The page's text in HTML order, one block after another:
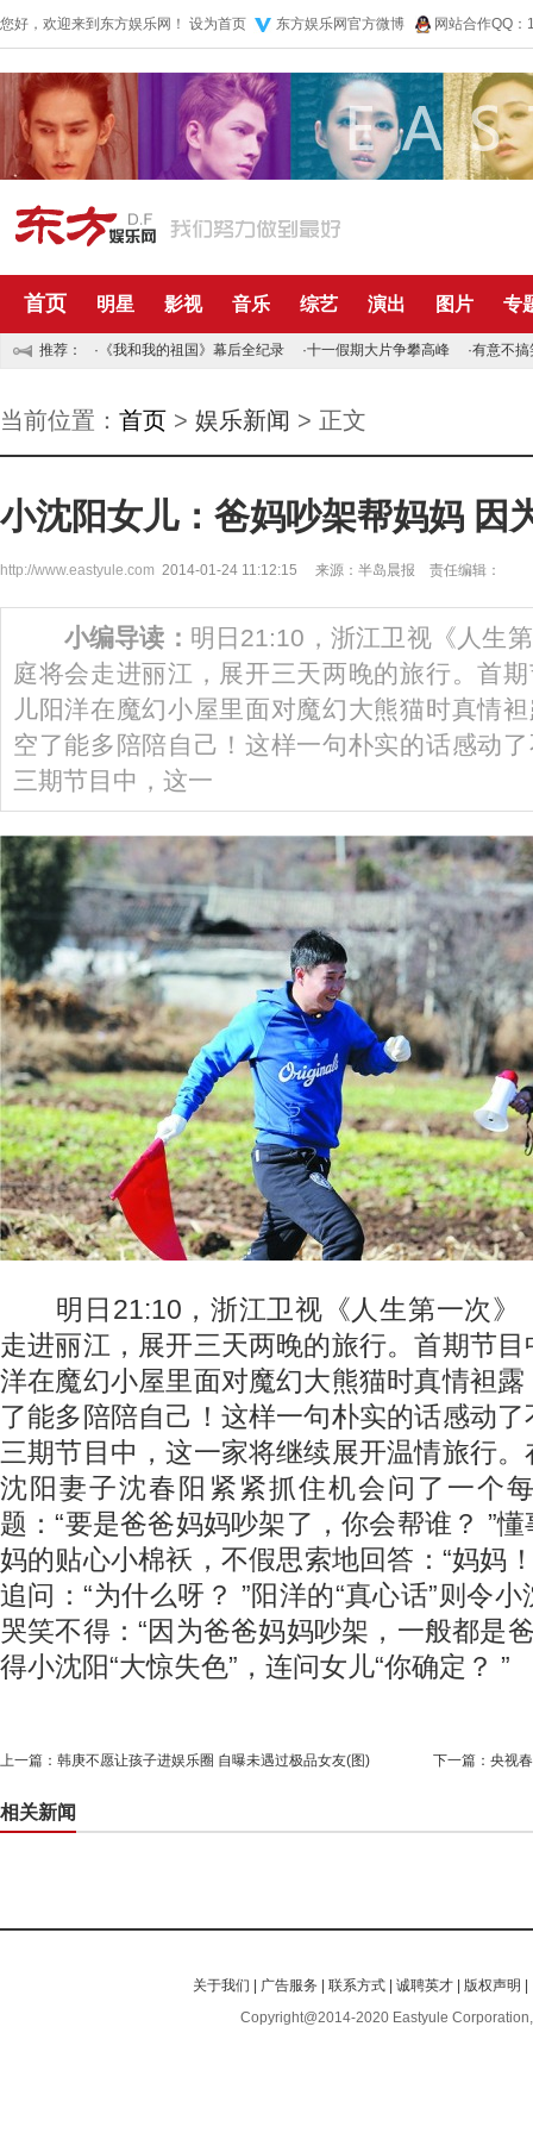
您好，欢迎来到东方娱乐网！ 设为首页 东方娱乐网官方微博 网站合作QQ
首页 明星 影视 音乐 综艺 演出 图片 专
推荐： · 《我和我的祖国》幕后全纪录 ·十一假期大片争攀高峰 ·有意不搞
当前位置： 首页 > 娱乐新闻 > 正文
小沈阳女儿：爸妈吵架帮妈妈 因
http://www.eastyule.com 2014-01-24 11:12:15 来源：半岛晨报 责任编辑：
小编导读： 明日21:10，浙江卫视《人生
庭将会走进丽江，展开三天两晚的旅行。首
儿阳洋在魔幻小屋里面对魔幻大熊猫时真情
空了能多陪陪自己！这样一句朴实的话感动
三期节目中，这一
明日21:10，浙江卫视《人生第一次》
走进丽江，展开三天两晚的旅行。首期节
洋在魔幻小屋里面对魔幻大熊猫时真情袒
了能多陪陪自己！这样一句朴实的话感动
三期节目中，这一家将继续展开温情旅行
沈阳妻子沈春阳紧紧抓住机会问了一个
题：“要是爸爸妈妈吵架了，你会帮谁？ ”
妈的贴心小棉袄，不假思索地回答：“妈妈
追问：“为什么呀？ ”阳洋的“真心话”则令
哭笑不得：“因为爸爸妈妈吵架，一般都是
得小沈阳“大惊失色”，连问女儿“你确定？ ”
上一篇： 韩庚不愿让孩子进娱乐圈 自曝未遇过极品女友(图) 下一篇： 央视
相关新闻
关于我们 | 广告服务 |联系方式 |诚聘英才 | 版权声明 |
Copyright@2014-2020 Eastyule